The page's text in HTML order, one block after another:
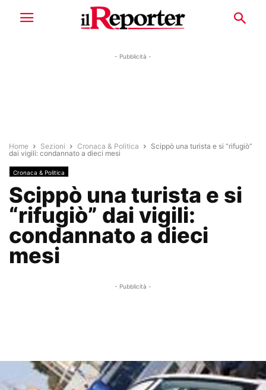
- Pubblicità -
Home Sezioni Cronaca & Politica
Scippò una turista e si “rifugiò”
dai vigili: condannato a dieci mesi
Cronaca & Politica
Scippò una turista e si
“rifugiò” dai vigili:
condannato a dieci
mesi
- Pubblicità -